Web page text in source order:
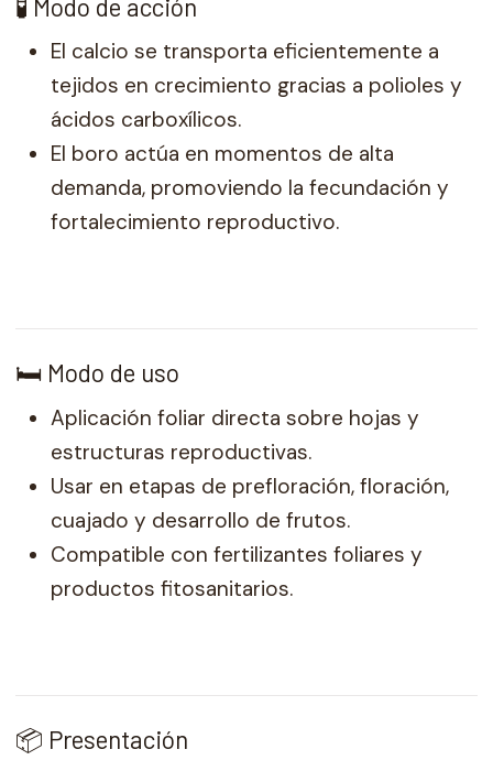
🧪 Modo de acción
El calcio se transporta eficientemente a
tejidos en crecimiento gracias a polioles y
ácidos carboxílicos.
El boro actúa en momentos de alta
demanda, promoviendo la fecundación y
fortalecimiento reproductivo.
🛏️ Modo de uso
Aplicación foliar directa sobre hojas y
estructuras reproductivas.
Usar en etapas de prefloración, floración,
cuajado y desarrollo de frutos.
Compatible con fertilizantes foliares y
productos fitosanitarios.
📦 Presentación